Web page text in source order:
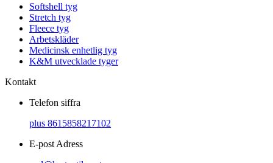
Softshell tyg
Stretch tyg
Fleece tyg
Arbetskläder
Medicinsk enhetlig tyg
K&M utvecklade tyger
Kontakt
Telefon siffra
plus 8615858217102
E-post Adress